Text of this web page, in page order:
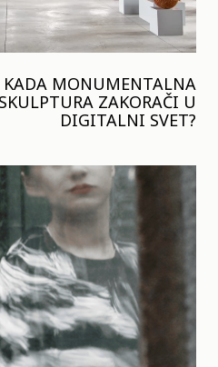
KADA MONUMENTALNA
ZAKORAČI U
DIGITALNI SVET?